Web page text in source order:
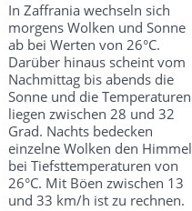
In Zaffrania wechseln sich
morgens Wolken und Sonne
ab bei Werten von 26°C.
Darüber hinaus scheint vom
Nachmittag bis abends die
Sonne und die Temperaturen
liegen zwischen 28 und 32
Grad. Nachts bedecken
einzelne Wolken den Himmel
bei Tiefsttemperaturen von
26°C. Mit Böen zwischen 13
und 33 km/h ist zu rechnen.